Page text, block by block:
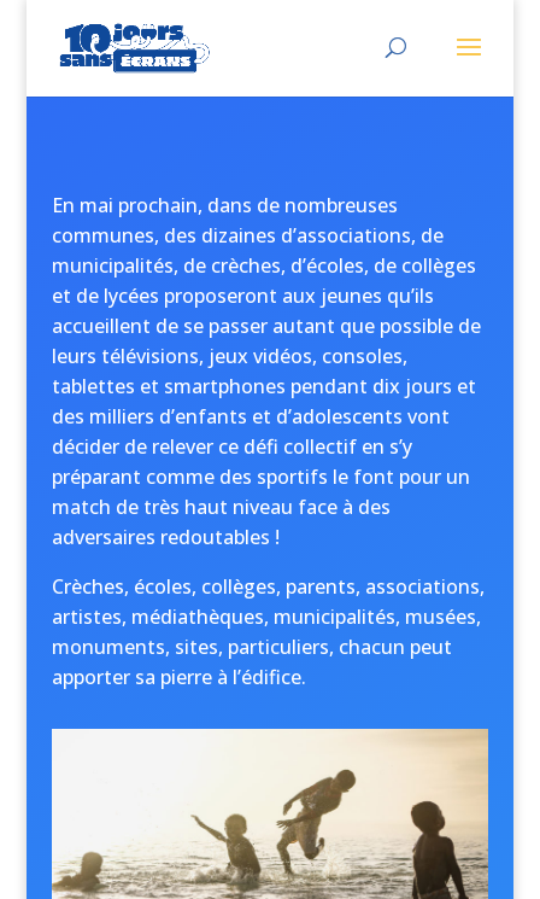
En mai prochain, dans de nombreuses
communes, des dizaines d’associations, de
municipalités, de crèches, d’écoles, de collèges
et de lycées proposeront aux jeunes qu’ils
accueillent de se passer autant que possible de
leurs télévisions, jeux vidéos, consoles,
tablettes et smartphones pendant dix jours et
des milliers d’enfants et d’adolescents vont
décider de relever ce défi collectif en s’y
préparant comme des sportifs le font pour un
match de très haut niveau face à des
adversaires redoutables !
Crèches, écoles, collèges, parents, associations,
artistes, médiathèques, municipalités, musées,
monuments, sites, particuliers, chacun peut
apporter sa pierre à l’édifice.